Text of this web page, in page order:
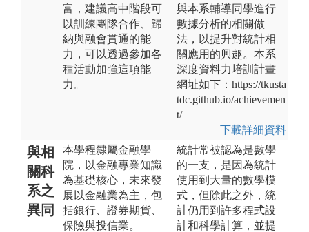
富，建議高中階段可
以訓練團隊合作、歸
納與融會貫通的能
力，可以透過參加各
種活動加強這項能
力。
與本系輔導同學進行
數據分析的相關做
法，以提升對統計相
關應用的興趣。本系
深度資料力培訓計畫
網址如下：https://tkusta
tdc.github.io/achievemen
t/
下載詳細資料
與相
關科
系之
異同
本學程隸屬金融學
院，以金融專業知識
為基礎核心，未來發
展以金融業為主，包
括銀行、證券期貨、
保險與投信業。
統計常被認為是數學
的一支，是因為統計
使用到大量的數學模
式，但除此之外，統
計仍用到許多程式設
計和科學計算，並提